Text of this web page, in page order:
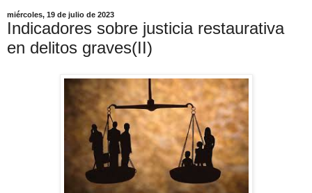
miércoles, 19 de julio de 2023
Indicadores sobre justicia restaurativa
en delitos graves(II)